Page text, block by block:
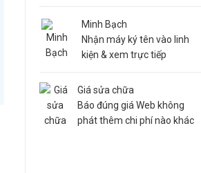
Minh Bạch
Nhận máy ký tên vào linh
kiện & xem trực tiếp
Giá sửa chữa
Báo đúng giá Web không
phát thêm chi phí nào khác